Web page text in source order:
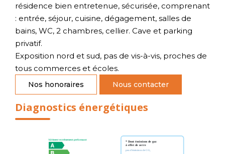
résidence bien entretenue, sécurisée, comprenant
: entrée, séjour, cuisine, dégagement, salles de
bains, WC, 2 chambres, cellier. Cave et parking
privatif.
Exposition nord et sud, pas de vis-à-vis, proches de
tous commerces et écoles.
Nos honoraires Nous contacter
Diagnostics énergétiques